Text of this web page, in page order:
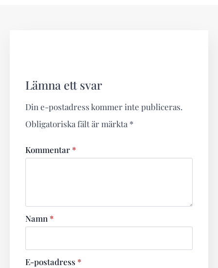
Lämna ett svar
Din e-postadress kommer inte publiceras.
Obligatoriska fält är märkta *
Kommentar *
Namn *
E-postadress *